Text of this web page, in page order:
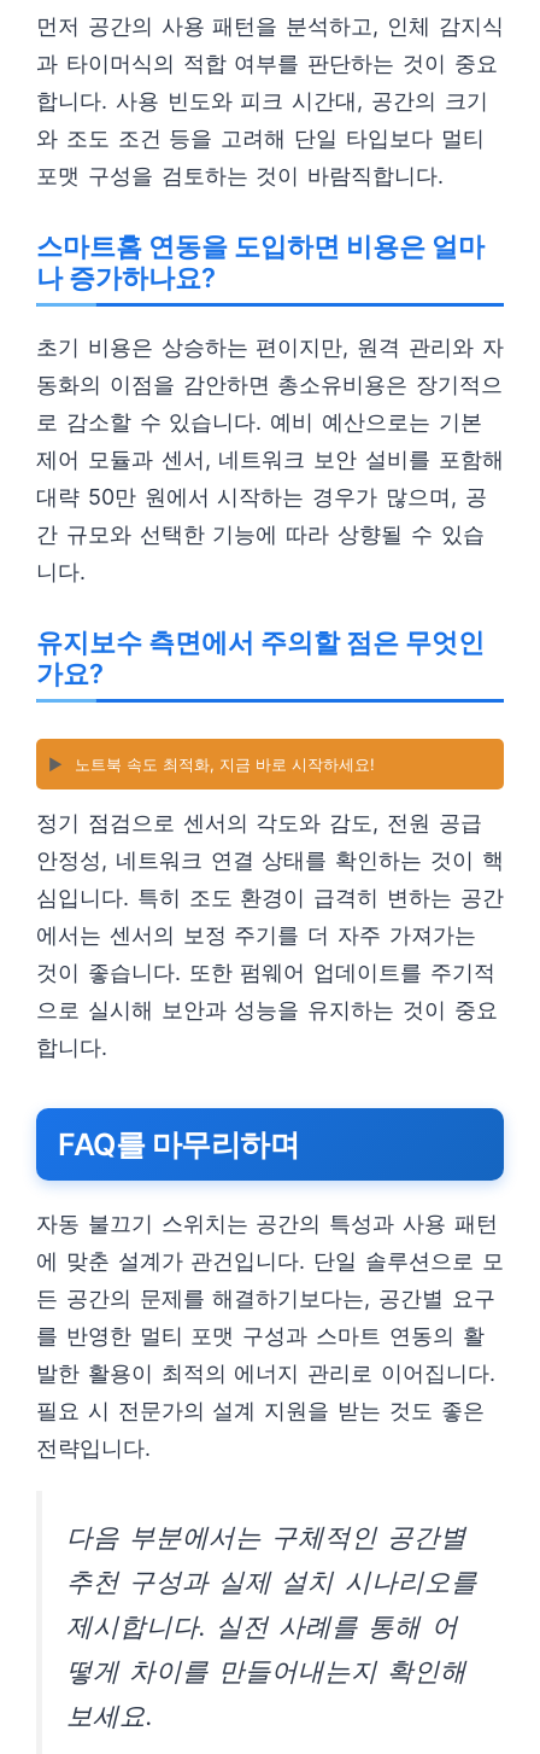
먼저 공간의 사용 패턴을 분석하고, 인체 감지식
과 타이머식의 적합 여부를 판단하는 것이 중요
합니다. 사용 빈도와 피크 시간대, 공간의 크기
와 조도 조건 등을 고려해 단일 타입보다 멀티
포맷 구성을 검토하는 것이 바람직합니다.
스마트홈 연동을 도입하면 비용은 얼마
나 증가하나요?
초기 비용은 상승하는 편이지만, 원격 관리와 자
동화의 이점을 감안하면 총소유비용은 장기적으
로 감소할 수 있습니다. 예비 예산으로는 기본
제어 모듈과 센서, 네트워크 보안 설비를 포함해
대략 50만 원에서 시작하는 경우가 많으며, 공
간 규모와 선택한 기능에 따라 상향될 수 있습
니다.
유지보수 측면에서 주의할 점은 무엇인
가요?
▶️ 노트북 속도 최적화, 지금 바로 시작하세요!
정기 점검으로 센서의 각도와 감도, 전원 공급
안정성, 네트워크 연결 상태를 확인하는 것이 핵
심입니다. 특히 조도 환경이 급격히 변하는 공간
에서는 센서의 보정 주기를 더 자주 가져가는
것이 좋습니다. 또한 펌웨어 업데이트를 주기적
으로 실시해 보안과 성능을 유지하는 것이 중요
합니다.
FAQ를 마무리하며
자동 불끄기 스위치는 공간의 특성과 사용 패턴
에 맞춘 설계가 관건입니다. 단일 솔루션으로 모
든 공간의 문제를 해결하기보다는, 공간별 요구
를 반영한 멀티 포맷 구성과 스마트 연동의 활
발한 활용이 최적의 에너지 관리로 이어집니다.
필요 시 전문가의 설계 지원을 받는 것도 좋은
전략입니다.
다음 부분에서는 구체적인 공간별
추천 구성과 실제 설치 시나리오를
제시합니다. 실전 사례를 통해 어
떻게 차이를 만들어내는지 확인해
보세요.